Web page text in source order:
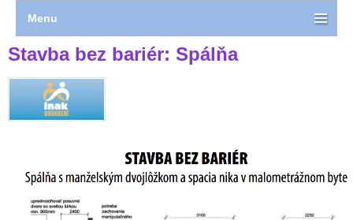
Stavba bez bariér: Spálňa
Menu